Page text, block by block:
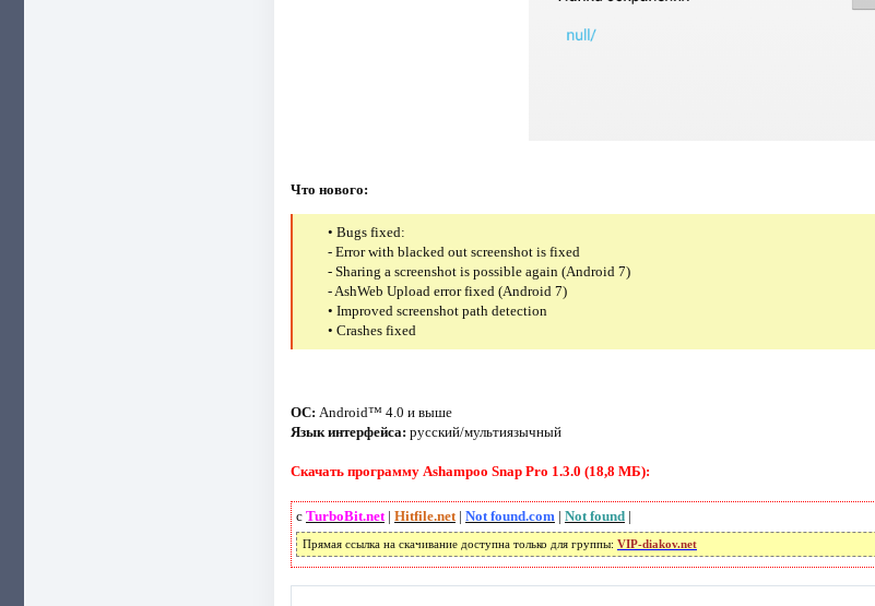
Что нового:
• Bugs fixed:
- Error with blacked out screenshot is fixed
- Sharing a screenshot is possible again (Android 7)
- AshWeb Upload error fixed (Android 7)
• Improved screenshot path detection
• Crashes fixed
ОС: Android™ 4.0 и выше
Язык интерфейса: русский/мультиязычный
Скачать программу Ashampoo Snap Pro 1.3.0 (18,8 МБ):
с TurboBit.net| Hitfile.net| Not found.com| Not found|
Прямая ссылка на скачивание доступна только для группы: VIP-diakov.net